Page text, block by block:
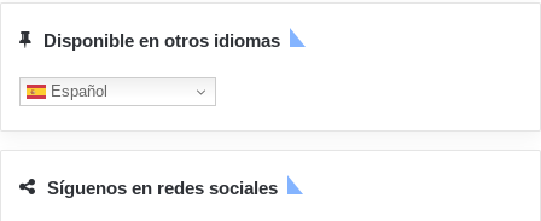
Disponible en otros idiomas
Español
Síguenos en redes sociales